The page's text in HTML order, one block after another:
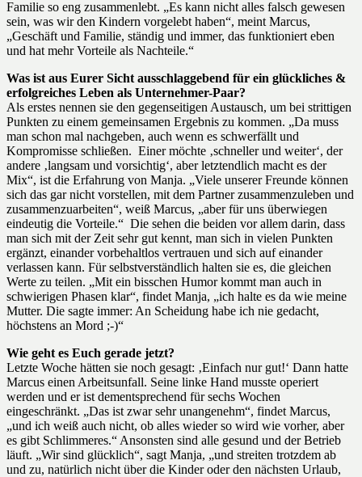
Familie so eng zusammenlebt. „Es kann nicht alles falsch gewesen
sein, was wir den Kindern vorgelebt haben“, meint Marcus,
„Geschäft und Familie, ständig und immer, das funktioniert eben
und hat mehr Vorteile als Nachteile.“
Was ist aus Eurer Sicht ausschlaggebend für ein glückliches &
erfolgreiches Leben als Unternehmer-Paar?
Als erstes nennen sie den gegenseitigen Austausch, um bei strittigen
Punkten zu einem gemeinsamen Ergebnis zu kommen. „Da muss
man schon mal nachgeben, auch wenn es schwerfällt und
Kompromisse schließen. Einer möchte ‚schneller und weiter‘, der
andere ‚langsam und vorsichtig‘, aber letztendlich macht es der
Mix“, ist die Erfahrung von Manja. „Viele unserer Freunde können
sich das gar nicht vorstellen, mit dem Partner zusammenzuleben und
zusammenzuarbeiten“, weiß Marcus, „aber für uns überwiegen
eindeutig die Vorteile.“ Die sehen die beiden vor allem darin, dass
man sich mit der Zeit sehr gut kennt, man sich in vielen Punkten
ergänzt, einander vorbehaltlos vertrauen und sich auf einander
verlassen kann. Für selbstverständlich halten sie es, die gleichen
Werte zu teilen. „Mit ein bisschen Humor kommt man auch in
schwierigen Phasen klar“, findet Manja, „ich halte es da wie meine
Mutter. Die sagte immer: An Scheidung habe ich nie gedacht,
höchstens an Mord ;-)“
Wie geht es Euch gerade jetzt?
Letzte Woche hätten sie noch gesagt: ‚Einfach nur gut!‘ Dann hatte
Marcus einen Arbeitsunfall. Seine linke Hand musste operiert
werden und er ist dementsprechend für sechs Wochen
eingeschränkt. „Das ist zwar sehr unangenehm“, findet Marcus,
„und ich weiß auch nicht, ob alles wieder so wird wie vorher, aber
es gibt Schlimmeres.“ Ansonsten sind alle gesund und der Betrieb
läuft. „Wir sind glücklich“, sagt Manja, „und streiten trotzdem ab
und zu, natürlich nicht über die Kinder oder den nächsten Urlaub,